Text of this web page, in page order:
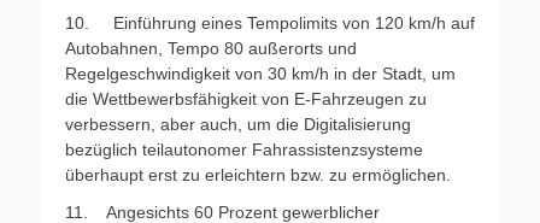
10. Einführung eines Tempolimits von 120 km/h auf
Autobahnen, Tempo 80 außerorts und
Regelgeschwindigkeit von 30 km/h in der Stadt, um
die Wettbewerbsfähigkeit von E-Fahrzeugen zu
verbessern, aber auch, um die Digitalisierung
bezüglich teilautonomer Fahrassistenzsysteme
überhaupt erst zu erleichtern bzw. zu ermöglichen.
11. Angesichts 60 Prozent gewerblicher